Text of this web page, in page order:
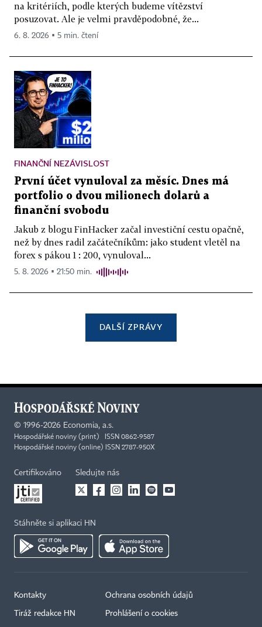
na kritériích, podle kterých budeme vítězství
posuzovat. Ale je velmi pravděpodobné, že...
6. 8. 2026 ▪ 5 min. čtení
FINANČNÍ NEZÁVISLOST
První účet vynuloval za měsíc. Dnes má
portfolio o dvou milionech dolarů a
finanční svobodu
Jakub z blogu FinHacker začal investiční cestu opačně,
než by dnes radil začátečníkům: jako student vletěl na
forex s pákou 1 : 200, vynuloval...
5. 8. 2026 ▪ 21:50 min.
DALŠÍ ZPRÁVY
© 1996-2026 Economia, a.s.
Hospodářské noviny (print) ISSN 0862-9587
Hospodářské noviny (online) ISSN 2787-950X
Certifikováno Sledujte nás
Stáhněte si aplikaci HN
Kontakty
Tiráž redakce HN
Ochrana osobních údajů
Prohlášení o cookies